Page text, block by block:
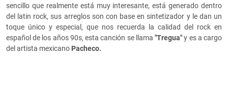
sencillo que realmente está muy interesante, está generado dentro
del latin rock, sus arreglos son con base en sintetizador y le dan un
toque único y especial, que nos recuerda la calidad del rock en
español de los años 90s, esta canción se llama"Tregua"y es a cargo
del artista mexicano Pacheco.